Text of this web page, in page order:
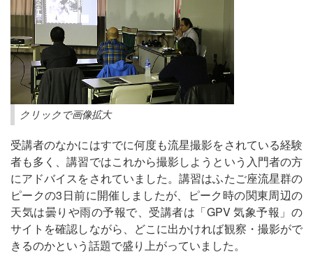
クリックで画像拡大
受講者のなかにはすでに何度も流星撮影をされている経験
者も多く、講習ではこれから撮影しようという入門者の方
にアドバイスをされていました。講習はふたご座流星群の
ピークの3日前に開催しましたが、ピーク時の関東周辺の
天気は曇りや雨の予報で、受講者は「GPV 気象予報」の
サイトを確認しながら、どこに出かければ観察・撮影がで
きるのかという話題で盛り上がっていました。